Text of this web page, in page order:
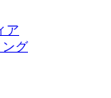
ア
グ